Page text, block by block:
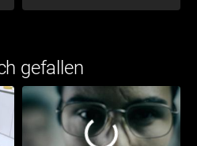
gefallen